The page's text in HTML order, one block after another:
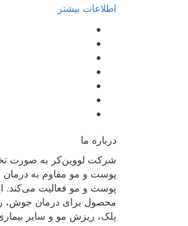
اطلاعات بیشتر
درباره ما
شرکت لووین‌کر به صورت
پوست و مو مقاوم به درمان
پوست و مو فعالیت می‌کند.
محصول برای درمان جوش،
پلک، ریزش مو و سایر